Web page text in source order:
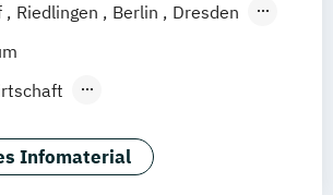
Riedlingen Berlin
Dresden
Wertheim
Main Hamm Zürich
und Interkulturelle
Infomaterial